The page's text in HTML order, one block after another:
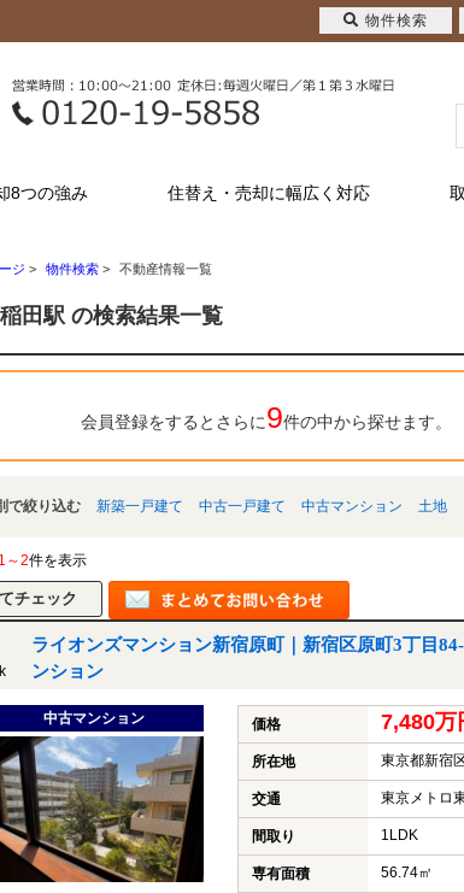
8つの強み 住替え・売却に幅広く対応
ジ > 物件検索 > 不動産情報一覧
田駅 の検索結果一覧
会員登録をするとさらに9件の中から探せます。
で絞り込む 新築一戸建て 中古一戸建て 中古マンション 土地
1～2件を表示
ライオンズマンション新宿原町｜新宿区原町3丁目
ンション
中古マンション 価格 7,480万
所在地 東京都新宿
交通 東京メトロ
間取り 1LDK
専有面積 56.74㎡
物件検索